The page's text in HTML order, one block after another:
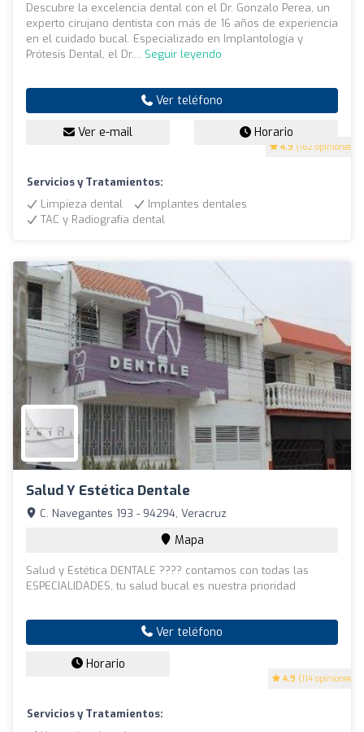
4.9 (162 opiniones)
Descubre la excelencia dental con el Dr. Gonzalo Perea, un
experto cirujano dentista con más de 16 años de experiencia
en el cuidado bucal. Especializado en Implantología y
Prótesis Dental, el Dr.... Seguir leyendo
Ver teléfono
Ver e-mail Horario
Servicios y Tratamientos:
Limpieza dental
Implantes dentales
TAC y Radiografía dental
Salud Y Estética Dentale
4.9 (114 opiniones)
C. Navegantes 193 - 94294, Veracruz
Mapa
Salud y Estética DENTALE ???? contamos con todas las
ESPECIALIDADES, tu salud bucal es nuestra prioridad
Ver teléfono
Horario
Servicios y Tratamientos: